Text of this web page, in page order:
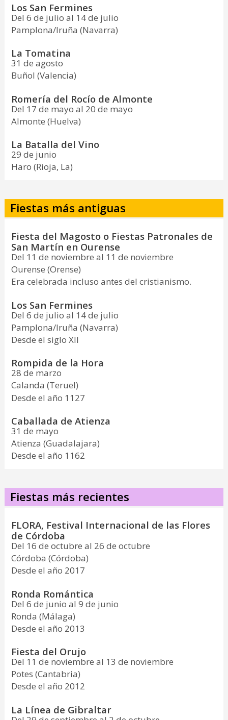
Los San Fermines
Del 6 de julio al 14 de julio
Pamplona/Iruña (Navarra)
La Tomatina
31 de agosto
Buñol (Valencia)
Romería del Rocío de Almonte
Del 17 de mayo al 20 de mayo
Almonte (Huelva)
La Batalla del Vino
29 de junio
Haro (Rioja, La)
Fiestas más antiguas
Fiesta del Magosto o Fiestas Patronales de
San Martín en Ourense
Del 11 de noviembre al 11 de noviembre
Ourense (Orense)
Era celebrada incluso antes del cristianismo.
Los San Fermines
Del 6 de julio al 14 de julio
Pamplona/Iruña (Navarra)
Desde el siglo XII
Rompida de la Hora
28 de marzo
Calanda (Teruel)
Desde el año 1127
Caballada de Atienza
31 de mayo
Atienza (Guadalajara)
Desde el año 1162
Fiestas más recientes
FLORA, Festival Internacional de las Flores
de Córdoba
Del 16 de octubre al 26 de octubre
Córdoba (Córdoba)
Desde el año 2017
Ronda Romántica
Del 6 de junio al 9 de junio
Ronda (Málaga)
Desde el año 2013
Fiesta del Orujo
Del 11 de noviembre al 13 de noviembre
Potes (Cantabria)
Desde el año 2012
La Línea de Gibraltar